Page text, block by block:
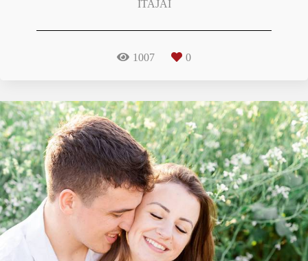
ITAJAI
1007 0